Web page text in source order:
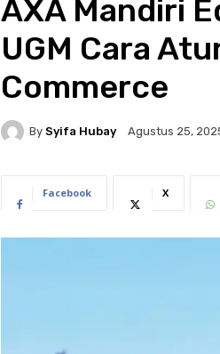
AXA Mandiri
UGM Cara
Commerce
By Syifa Hubay Agustus 25,
Facebook X